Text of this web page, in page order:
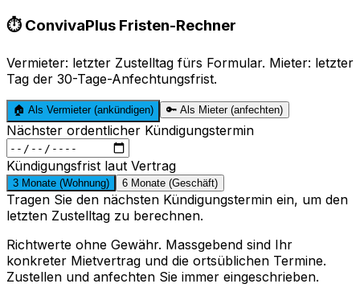
⏱️ ConvivaPlus Fristen-Rechner
Vermieter: letzter Zustelltag fürs Formular. Mieter: letzter
Tag der 30-Tage-Anfechtungsfrist.
🏠 Als Vermieter (ankündigen) 🔑 Als Mieter (anfechten)
Nächster ordentlicher Kündigungstermin
Kündigungsfrist laut Vertrag
3 Monate (Wohnung) 6 Monate (Geschäft)
Tragen Sie den nächsten Kündigungstermin ein, um den
letzten Zustelltag zu berechnen.
Richtwerte ohne Gewähr. Massgebend sind Ihr
konkreter Mietvertrag und die ortsüblichen Termine.
Zustellen und anfechten Sie immer eingeschrieben.